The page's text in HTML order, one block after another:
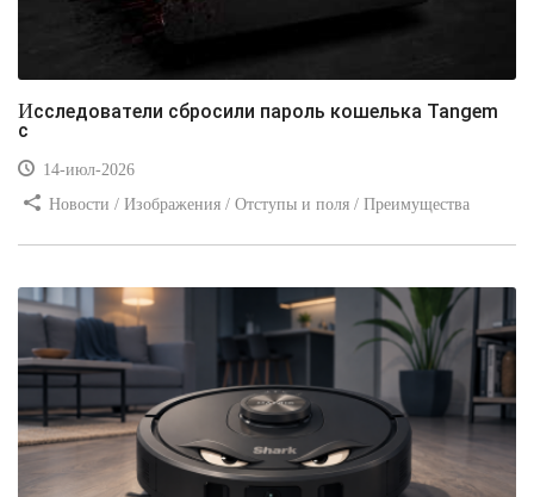
Исследователи сбросили пароль кошелька Tangem
с
14-июл-2026
Новости / Изображения / Отступы и поля / Преимущества